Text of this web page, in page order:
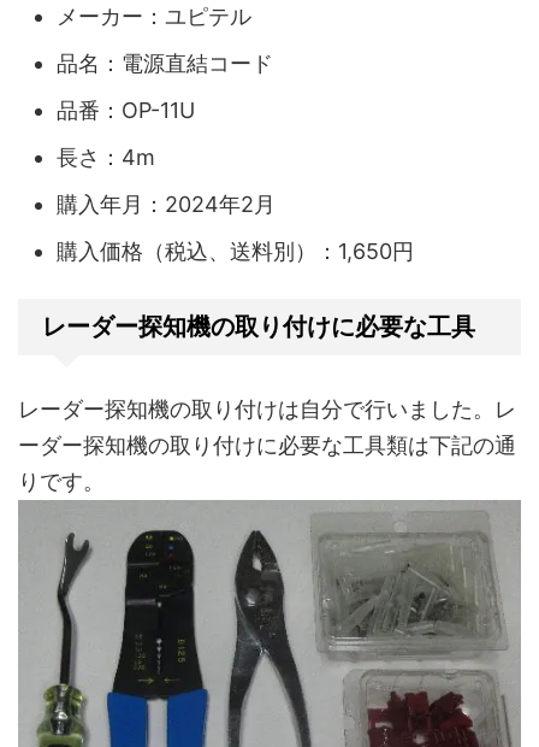
メーカー：ユピテル
品名：電源直結コード
品番：OP-11U
長さ：4m
購入年月：2024年2月
購入価格（税込、送料別）：1,650円
レーダー探知機の取り付けに必要な工具
レーダー探知機の取り付けは自分で行いました。レ
ーダー探知機の取り付けに必要な工具類は下記の通
りです。